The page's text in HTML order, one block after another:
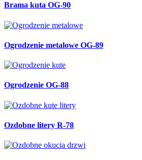
Brama kuta OG-90
Ogrodzenie metalowe OG-89
Ogrodzenie OG-88
Ozdobne litery R-78